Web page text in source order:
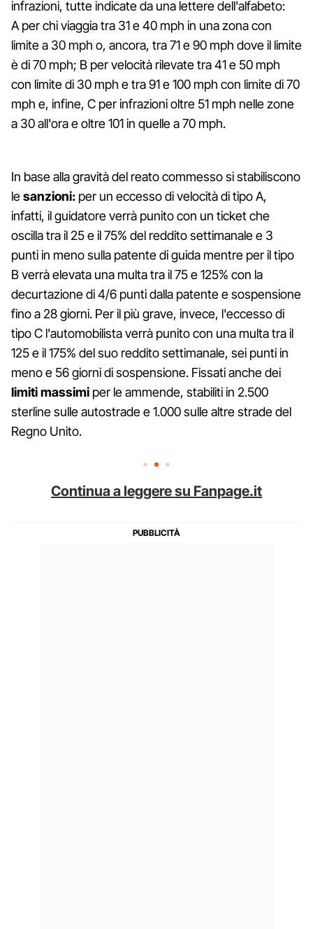
infrazioni, tutte indicate da una lettere dell'alfabeto:
A per chi viaggia tra 31 e 40 mph in una zona con
limite a 30 mph o, ancora, tra 71 e 90 mph dove il limite
è di 70 mph; B per velocità rilevate tra 41 e 50 mph
con limite di 30 mph e tra 91 e 100 mph con limite di 70
mph e, infine, C per infrazioni oltre 51 mph nelle zone
a 30 all'ora e oltre 101 in quelle a 70 mph.
In base alla gravità del reato commesso si stabiliscono
lesanzioni: per un eccesso di velocità di tipo A,
infatti, il guidatore verrà punito con un ticket che
oscilla tra il 25 e il 75% del reddito settimanale e 3
punti in meno sulla patente di guida mentre per il tipo
B verrà elevata una multa tra il 75 e 125% con la
decurtazione di 4/6 punti dalla patente e sospensione
fino a 28 giorni. Per il più grave, invece, l'eccesso di
tipo C l'automobilista verrà punito con una multa tra il
125 e il 175% del suo reddito settimanale, sei punti in
meno e 56 giorni di sospensione. Fissati anche dei
limiti massimi per le ammende, stabiliti in 2.500
sterline sulle autostrade e 1.000 sulle altre strade del
Regno Unito.
Continua a leggere su Fanpage.it